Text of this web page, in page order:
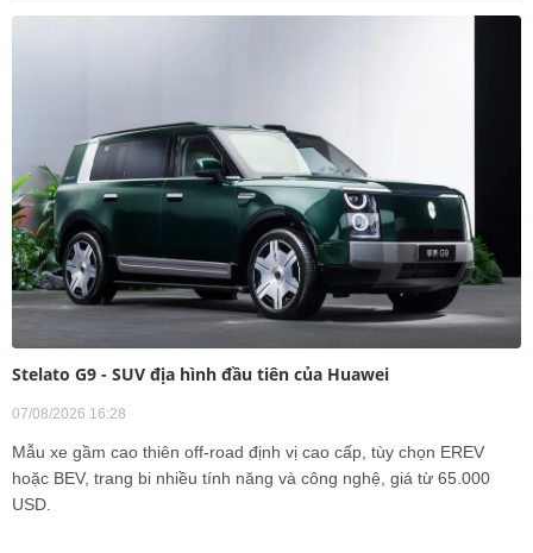
Stelato G9 - SUV địa hình đầu tiên của Huawei
07/08/2026 16:28
Mẫu xe gầm cao thiên off-road định vị cao cấp, tùy chọn EREV
hoặc BEV, trang bi nhiều tính năng và công nghệ, giá từ 65.000
USD.